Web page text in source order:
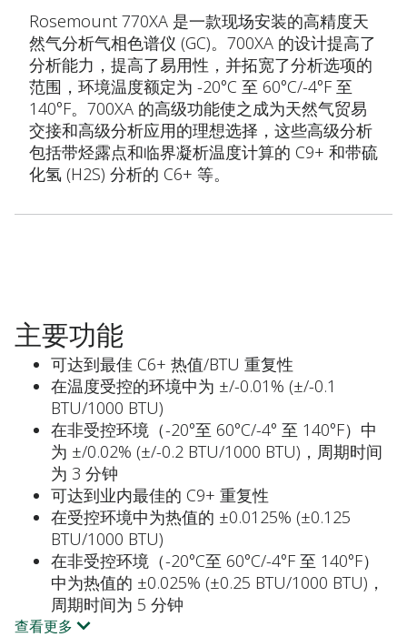
Rosemount 770XA 是一款现场安装的高精度天
然气分析气相色谱仪 (GC)。700XA 的设计提高了
分析能力，提高了易用性，并拓宽了分析选项的
范围，环境温度额定为 -20°C 至 60°C/-4°F 至
140°F。700XA 的高级功能使之成为天然气贸易
交接和高级分析应用的理想选择，这些高级分析
包括带烃露点和临界凝析温度计算的 C9+ 和带硫
化氢 (H2S) 分析的 C6+ 等。
主要功能
可达到最佳 C6+ 热值/BTU 重复性
在温度受控的环境中为 ±/-0.01% (±/-0.1
BTU/1000 BTU)
在非受控环境（-20°至 60°C/-4° 至 140°F）中
为 ±/0.02% (±/-0.2 BTU/1000 BTU)，周期时间
为 3 分钟
可达到业内最佳的 C9+ 重复性
在受控环境中为热值的 ±0.0125% (±0.125
BTU/1000 BTU)
在非受控环境（-20°C至 60°C/-4°F 至 140°F）
中为热值的 ±0.025% (±0.25 BTU/1000 BTU)，
周期时间为 5 分钟
查看更多